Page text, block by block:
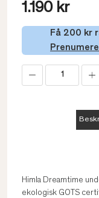
1.190 kr
Få 200 kr
Himla Dreamtime
ekologisk GOTS